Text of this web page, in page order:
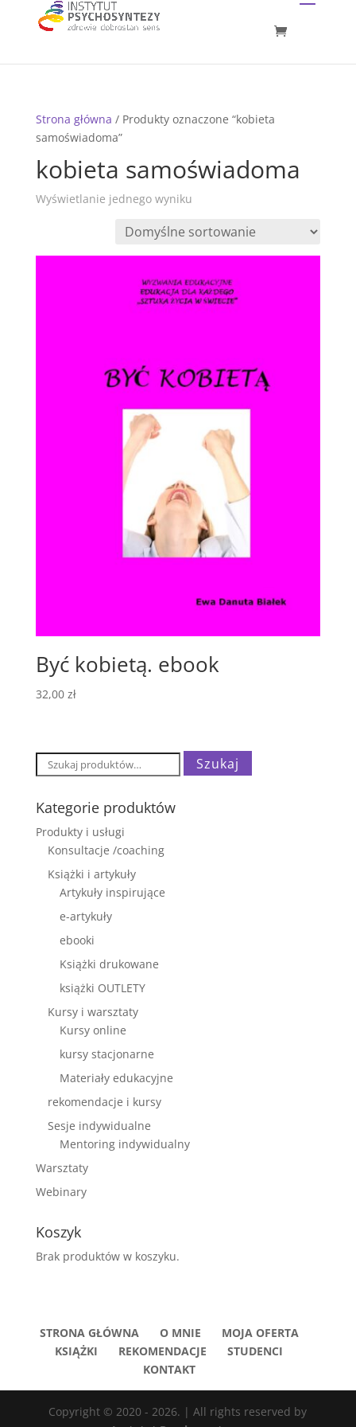
Strona główna / Produkty oznaczone “kobieta
samoświadoma”
kobieta samoświadoma
Wyświetlanie jednego wyniku
Być kobietą. ebook
32,00 zł
Szukaj: Szukaj
Kategorie produktów
Produkty i usługi
Konsultacje /coaching
Książki i artykuły
Artykuły inspirujące
e-artykuły
ebooki
Książki drukowane
książki OUTLETY
Kursy i warsztaty
Kursy online
kursy stacjonarne
Materiały edukacyjne
rekomendacje i kursy
Sesje indywidualne
Mentoring indywidualny
Warsztaty
Webinary
Koszyk
Brak produktów w koszyku.
STRONA GŁÓWNA O MNIE
MOJA OFERTA
KSIĄŻKI
REKOMENDACJE
STUDENCI
KONTAKT
Copyright © 2020 - 2026. | All rights reserved by